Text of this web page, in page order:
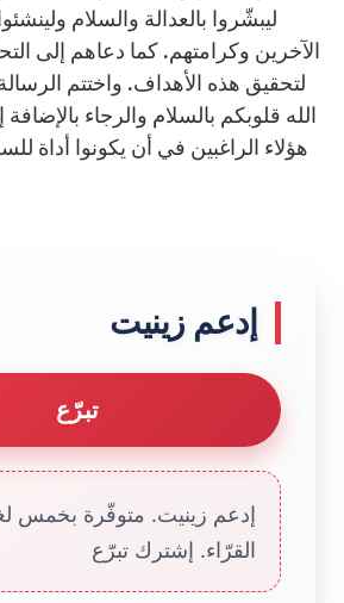
ليبشّروا بالعدالة والسلام
الآخرين وكرامتهم. كما دعاهم إلى
لتحقيق هذه الأهداف. واختتم الرسالة
الله قلوبكم بالسلام والرجاء
هؤلاء الراغبين في أن يكونوا أداة
إدعم زينيت
تبرّع
إدعم زينيت. متوفّرة بخمس
القرّاء. إشترك تبرّع